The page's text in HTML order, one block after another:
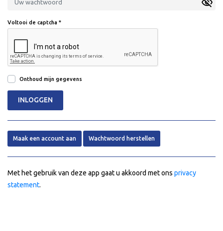
Voltooi de captcha *
Onthoud mijn gegevens
INLOGGEN
Maak een account aan Wachtwoord herstellen
Met het gebruik van deze app gaat u akkoord met ons privacy
statement.